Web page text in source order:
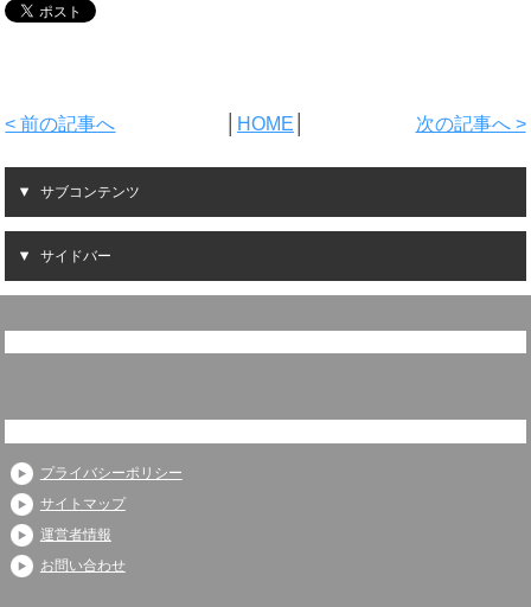
< 前の記事へ HOME 次の記事へ >
サブコンテンツ
サイドバー
プライバシーポリシー
サイトマップ
運営者情報
お問い合わせ